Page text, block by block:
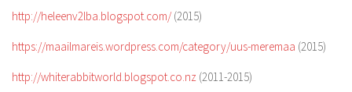
http://heleenv2lba.blogspot.com/(2015)
https://maailmareis.wordpress.com/category/uus-meremaa (2015)
http://whiterabbitworld.blogspot.co.nz (2011-2015)